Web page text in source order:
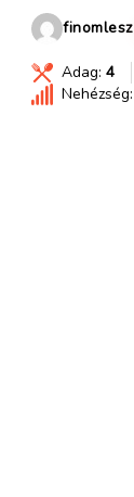
finomlesz
Adag: 4
Nehézség: